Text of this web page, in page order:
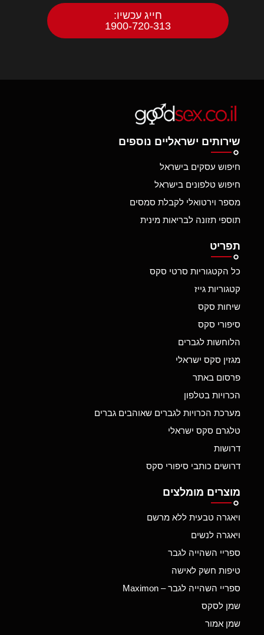
חייג עכשיו:
1900-720-313
שירותים ישראליים נוספים
חיפוש עסקים בישראל
חיפוש טלפונים בישראל
מספר וירטואלי לקבלת סמסים
תוספי תזונה לבריאות מינית
תפריט
כל הקטגוריות סרטי סקס
קטגוריות גייז
שיחות סקס
סיפורי סקס
הלוחשות לגברים
מגזין סקס ישראלי
פרסום באתר
הכרויות בטלפון
מערכת הכרויות לגברים שאוהבים גברים
טלגרם סקס ישראלי
דרושות
דרושים כותבי סיפורי סקס
מוצרים מומלצים
ויאגרה טבעית ללא מרשם
ויאגרה לנשים
ספריי השהייה לגבר
טיפות חשק לאישה
ספריי השהייה לגבר – Maximon
שמן לסקס
שמן אמור